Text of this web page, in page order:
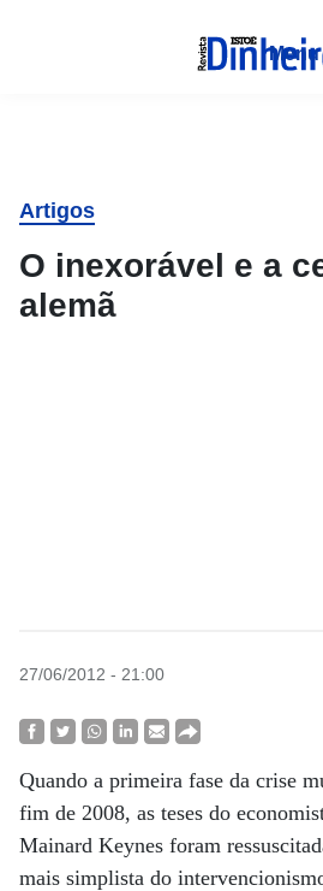
Menu
Artigos
O inexorável e a
alemã
27/06/2012 - 21:00
Quando a primeira fase da crise
fim de 2008, as teses do
Mainard Keynes foram
mais simplista do